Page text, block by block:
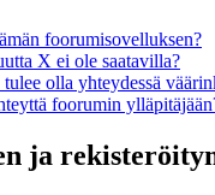
foorumisovelluksen?
X ei ole saatavilla?
olla yhteydessä
foorumin
ja